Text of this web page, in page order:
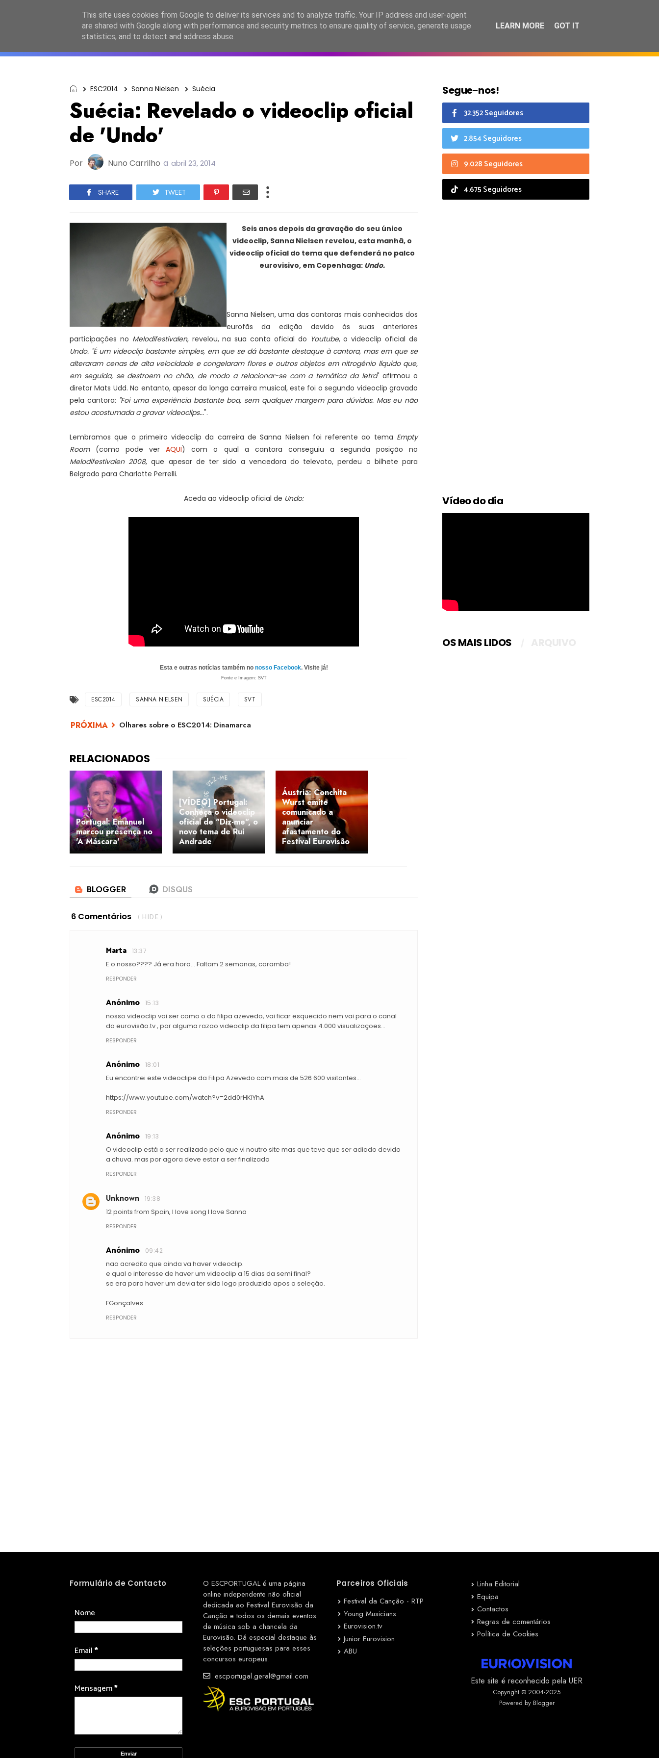
ESC2027 JESC2026 FC2026 EASC2026 PORTUGAL LANÇAMENTOS ESPECIAIS CALENDÁRIO
ESC2014 Sanna Nielsen Suécia
Suécia: Revelado o videoclip oficial
de 'Undo'
Por Nuno Carrilho a abril 23, 2014
SHARE TWEET
Seis anos depois da gravação do seu único
videoclip, Sanna Nielsen revelou, esta manhã, o
videoclip oficial do tema que defenderá no palco
eurovisivo, em Copenhaga: Undo.
Sanna Nielsen, uma das cantoras mais conhecidas dos
eurofãs da edição devido às suas anteriores
participações no Melodifestivalen, revelou, na sua conta oficial do Youtube, o videoclip oficial de
Undo. "É um videoclip bastante simples, em que se dá bastante destaque à cantora, mas em que se
alteraram cenas de alta velocidade e congelaram flores e outros objetos em nitrogénio líquido que,
em seguida, se destroem no chão, de modo a relacionar-se com a temática da letra" afirmou o
diretor Mats Udd. No entanto, apesar da longa carreira musical, este foi o segundo videoclip gravado
pela cantora: "Foi uma experiência bastante boa, sem qualquer margem para dúvidas. Mas eu não
estou acostumada a gravar videoclips...".
Lembramos que o primeiro videoclip da carreira de Sanna Nielsen foi referente ao tema Empty
Room(como pode verAQUI) com o qual a cantora conseguiu a segunda posição no
Melodifestivalen 2008, que apesar de ter sido a vencedora do televoto, perdeu o bilhete para
Belgrado para Charlotte Perrelli.
Aceda ao videoclip oficial de Undo:
Esta e outras notícias também no nosso Facebook. Visite já!
Fonte e Imagem: SVT
ESC2014 SANNA NIELSEN SUÉCIA SVT
Olhares sobre o ESC2014: Dinamarca
Portugal: Emanuel
marcou presença no
'A Máscara'
[VÍDEO] Portugal:
Conheça o videoclip
oficial de "Diz-me", o
novo tema de Rui
Andrade
Áustria: Conchita
Wurst emite
comunicado a
anunciar
afastamento do
Festival Eurovisão
6 Comentários ( HIDE )
Marta 13:37
E o nosso???? Já era hora... Faltam 2 semanas, caramba!
RESPONDER
Anónimo 15:13
nosso videoclip vai ser como o da filipa azevedo, vai ficar esquecido nem vai para o canal
da eurovisão.tv , por alguma razao videoclip da filipa tem apenas 4.000 visualizaçoes...
RESPONDER
Anónimo 18:01
Eu encontrei este videoclipe da Filipa Azevedo com mais de 526 600 visitantes...
https://www.youtube.com/watch?v=2dd0rHKIYhA
RESPONDER
Anónimo 19:13
O videoclip está a ser realizado pelo que vi noutro site mas que teve que ser adiado devido
a chuva. mas por agora deve estar a ser finalizado
RESPONDER
Unknown 19:38
12 points from Spain, I love song I love Sanna
RESPONDER
Anónimo 09:42
nao acredito que ainda va haver videoclip.
e qual o interesse de haver um videoclip a 15 dias da semi final?
se era para haver um devia ter sido logo produzido apos a seleção.
FGonçalves
RESPONDER
Segue-nos!
32.352 Seguidores
2.854 Seguidores
9.028 Seguidores
4.675 Seguidores
Vídeo do dia
OS MAIS LIDOS
Formulário de Contacto
Nome
Email*
Mensagem*
O ESCPORTUGAL é uma página
online independente não oficial
dedicada ao Festival Eurovisão da
Canção e todos os demais eventos
de música sob a chancela da
Eurovisão. Dá especial destaque às
seleções portuguesas para esses
concursos europeus.
escportugal.geral@gmail.com
Parceiros Oficiais
Festival da Canção - RTP
Young Musicians
Eurovision.tv
Junior Eurovision
ABU
Linha Editorial
Equipa
Contactos
Regras de comentários
Política de Cookies
Este site é reconhecido pela UER
Copyright © 2004-2025
Powered by Blogger
This site uses cookies from Google to deliver its services and to analyze traffic. Your IP address and user-agent
are shared with Google along with performance and security metrics to ensure quality of service, generate usage
statistics, and to detect and address abuse.
LEARN MORE GOT IT